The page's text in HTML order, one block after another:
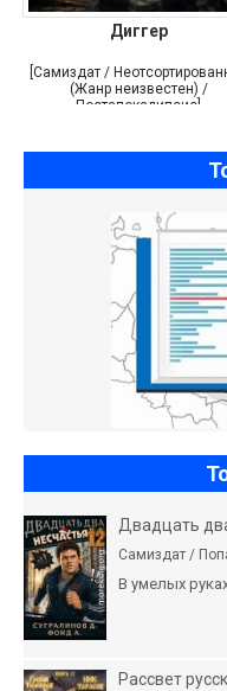
Диггер
[Самиздат /
(Жанр неизвестен) /
Постапокалипсис]
Двадцать
Самиздат /
В умелых
Рассвет